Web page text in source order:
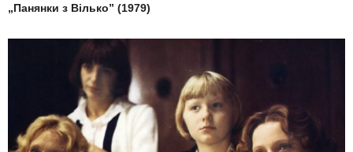
„Панянки з Вілько” (1979)